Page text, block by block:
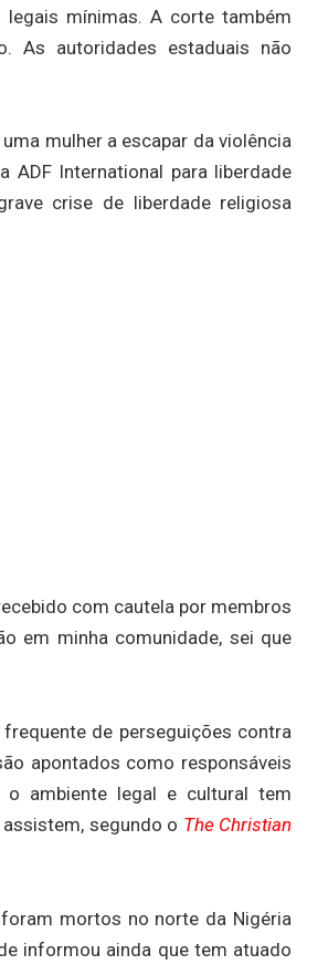
legais mínimas. A corte também
As autoridades estaduais não
mulher a escapar da violência
ADF International para liberdade
crise de liberdade religiosa
com cautela por membros
em minha comunidade, sei que
de perseguições contra
apontados como responsáveis
ambiente legal e cultural tem
segundo o The Christian
mortos no norte da Nigéria
informou ainda que tem atuado